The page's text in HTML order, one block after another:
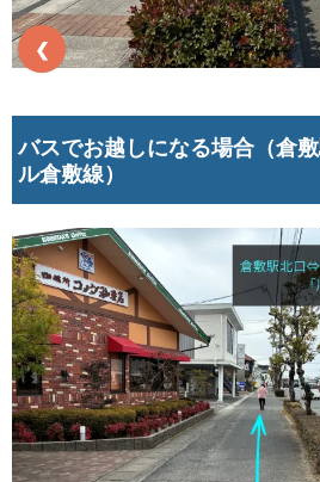
❮
バスでお越しになる場合（倉
ル倉敷線）